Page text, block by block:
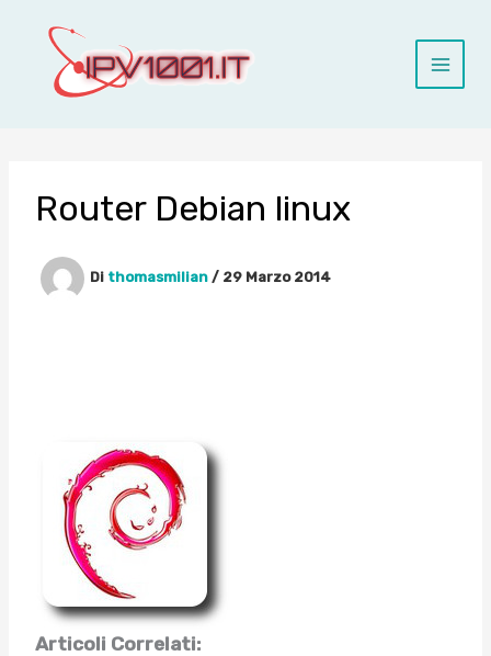
contenuto
Router Debian linux
Di thomasmilian / 29 Marzo 2014
Articoli Correlati: